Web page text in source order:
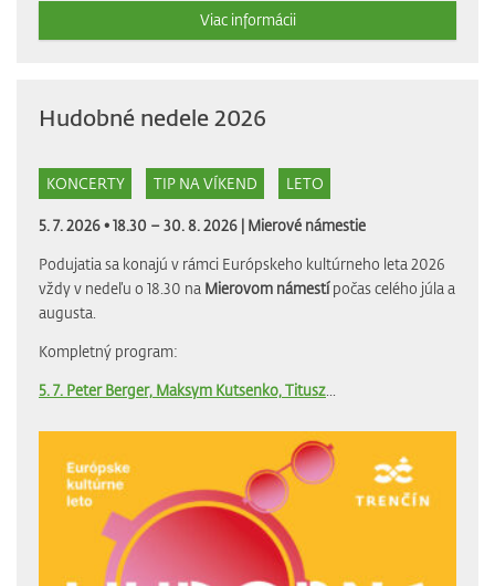
Viac informácii
Hudobné nedele 2026
KONCERTY TIP NA VÍKEND LETO
5. 7. 2026 • 18.30 – 30. 8. 2026 | Mierové námestie
Podujatia sa konajú v rámci Európskeho kultúrneho leta 2026
vždy v nedeľu o 18.30 na Mierovom námestípočas celého júla a
augusta.
Kompletný program:
5. 7. Peter Berger, Maksym Kutsenko, Titusz